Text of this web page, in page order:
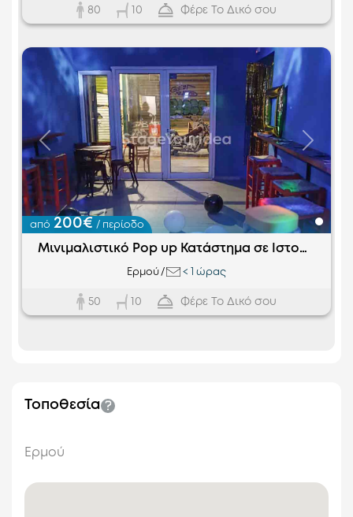
80 10 Φέρε Το Δικό σου
Προηγούμενο Επόμενη
από 200€ / περίοδο
Μινιμαλιστικό Pop up Κατάστημα σε Ιστορική Αγορά
Ερμού / < 1 ώρας
50 10 Φέρε Το Δικό σου
Τοποθεσία
Ερμού